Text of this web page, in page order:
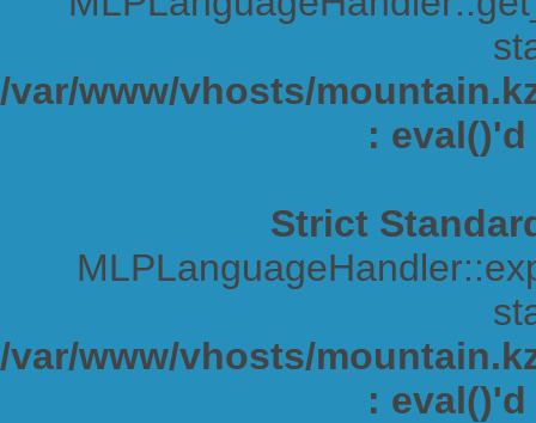
/var/www/vhosts/
:
Strict
/var/www/vhosts/
: